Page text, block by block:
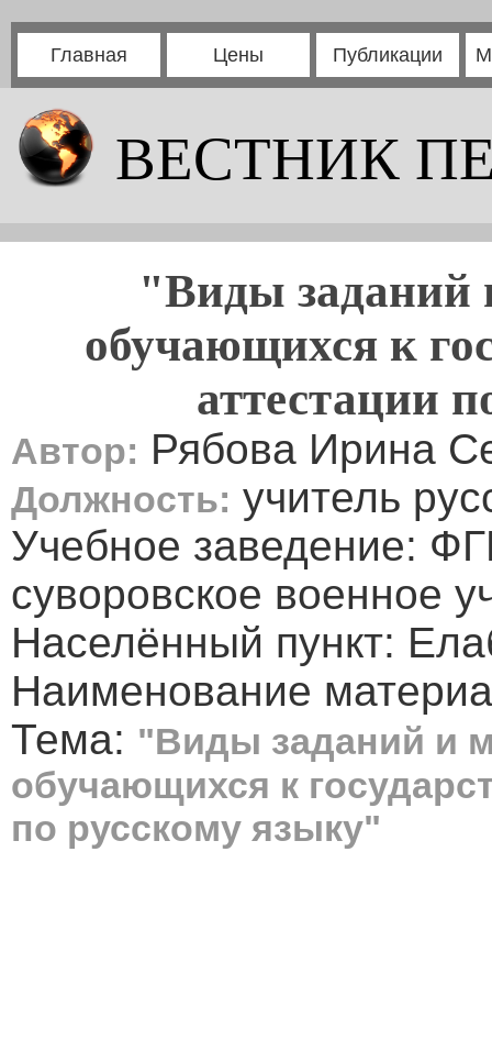
Главная Цены Публикации
ВЕСТНИК
"Виды заданий
обучающихся к
аттестации
Автор: Рябова Ирина
Должность: учитель
Учебное заведение:
суворовское военное
Населённый пункт:
Наименование
Тема: "Виды заданий и
обучающихся к
по русскому языку"